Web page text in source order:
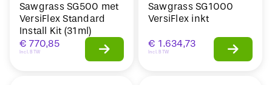
Sawgrass SG500 met
VersiFlex Standard
Install Kit (31ml)
€ 770,85
Incl. BTW
Sawgrass SG1000
VersiFlex inkt
€ 1.634,73
Incl. BTW